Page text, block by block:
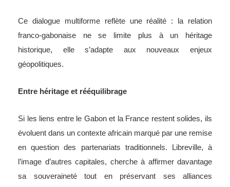
Ce dialogue multiforme reflète une réalité : la relation
franco-gabonaise ne se limite plus à un héritage
historique, elle s’adapte aux nouveaux enjeux
géopolitiques.
Entre héritage et rééquilibrage
Si les liens entre le Gabon et la France restent solides, ils
évoluent dans un contexte africain marqué par une remise
en question des partenariats traditionnels. Libreville, à
l’image d’autres capitales, cherche à affirmer davantage
sa souveraineté tout en préservant ses alliances